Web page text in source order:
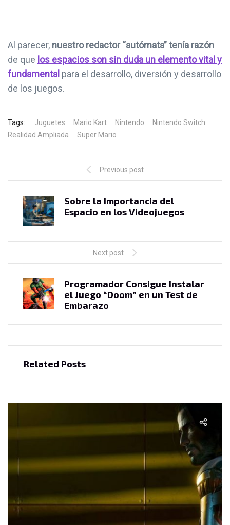
Al parecer, nuestro redactor “autómata” tenía razón
de que los espacios son sin duda un elemento vital y
fundamental para el desarrollo, diversión y desarrollo
de los juegos.
Tags: Juguetes Mario Kart Nintendo
Nintendo Switch
Realidad Ampliada
Super Mario
Previous post
Sobre la Importancia del
Espacio en los Videojuegos
Next post
Programador Consigue Instalar
el Juego “Doom” en un Test de
Embarazo
Related Posts